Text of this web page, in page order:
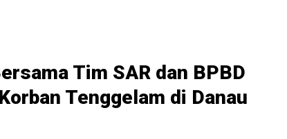
Tim SAR dan BPBD
Tenggelam di Danau